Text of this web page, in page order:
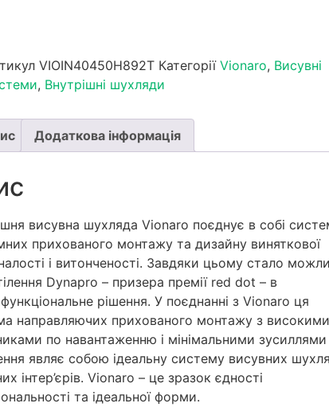
VIOIN40450H892T Категорії Vionaro, Висувні
, Внутрішні шухляди
Додаткова інформація
висувна шухляда Vionaro поєднує в собі
прихованого монтажу та дизайну виняткової
і витонченості. Завдяки цьому стало
Dynapro – призера премії red dot – в
рішення. У поєднанні з Vionaro ця
направляючих прихованого монтажу з високими
по навантаженню і мінімальними зусиллями
являє собою ідеальну систему висувних
інтер’єрів. Vionaro – це зразок єдності
та ідеальної форми.